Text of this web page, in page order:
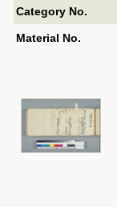
Category No.
Material No.